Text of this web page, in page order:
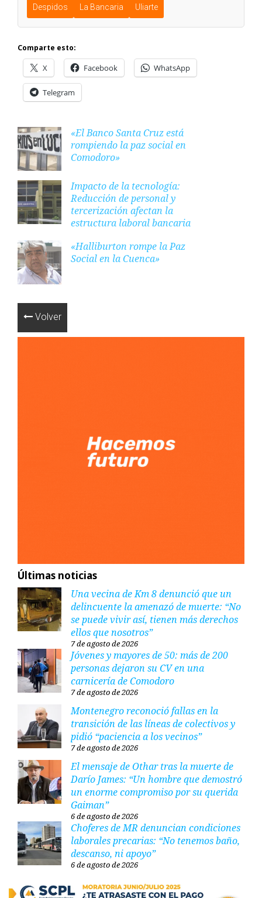
Despidos La Bancaria Uliarte
Comparte esto:
X Facebook WhatsApp
Telegram
«El Banco Santa Cruz está
rompiendo la paz social en
Comodoro»
Impacto de la tecnología:
Reducción de personal y
tercerización afectan la
estructura laboral bancaria
«Halliburton rompe la Paz
Social en la Cuenca»
Volver
Últimas noticias
Una vecina de Km 8 denunció que un
delincuente la amenazó de muerte: “No
se puede vivir así, tienen más derechos
ellos que nosotros”
7 de agosto de 2026
Jóvenes y mayores de 50: más de 200
personas dejaron su CV en una
carnicería de Comodoro
7 de agosto de 2026
Montenegro reconoció fallas en la
transición de las líneas de colectivos y
pidió “paciencia a los vecinos”
7 de agosto de 2026
El mensaje de Othar tras la muerte de
Darío James: “Un hombre que demostró
un enorme compromiso por su querida
Gaiman”
6 de agosto de 2026
Choferes de MR denuncian condiciones
laborales precarias: “No tenemos baño,
descanso, ni apoyo”
6 de agosto de 2026